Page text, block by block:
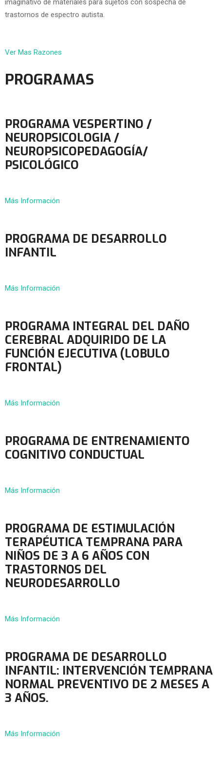
imaginativo de materiales para sujetos con sospecha de
trastornos de espectro autista.
Ver Mas Razones
PROGRAMAS
PROGRAMA VESPERTINO /
NEUROPSICOLOGIA /
NEUROPSICOPEDAGOGÍA/
PSICOLÓGICO
Más Información
PROGRAMA DE DESARROLLO
INFANTIL
Más Información
PROGRAMA INTEGRAL DEL DAÑO
CEREBRAL ADQUIRIDO DE LA
FUNCIÓN EJECUTIVA (LOBULO
FRONTAL)
Más Información
PROGRAMA DE ENTRENAMIENTO
COGNITIVO CONDUCTUAL
Más Información
PROGRAMA DE ESTIMULACIÓN
TERAPÉUTICA TEMPRANA PARA
NIÑOS DE 3 A 6 AÑOS CON
TRASTORNOS DEL
NEURODESARROLLO
Más Información
PROGRAMA DE DESARROLLO
INFANTIL: INTERVENCIÓN TEMPRANA
NORMAL PREVENTIVO DE 2 MESES A
3 AÑOS.
Más Información